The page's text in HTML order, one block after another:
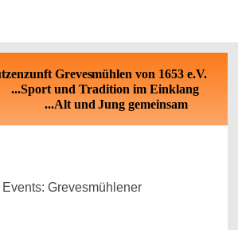
Grevesmühlen von 1653 e.V.
und Tradition im Einklang
...Alt und Jung gemeinsam
Grevesmühlener